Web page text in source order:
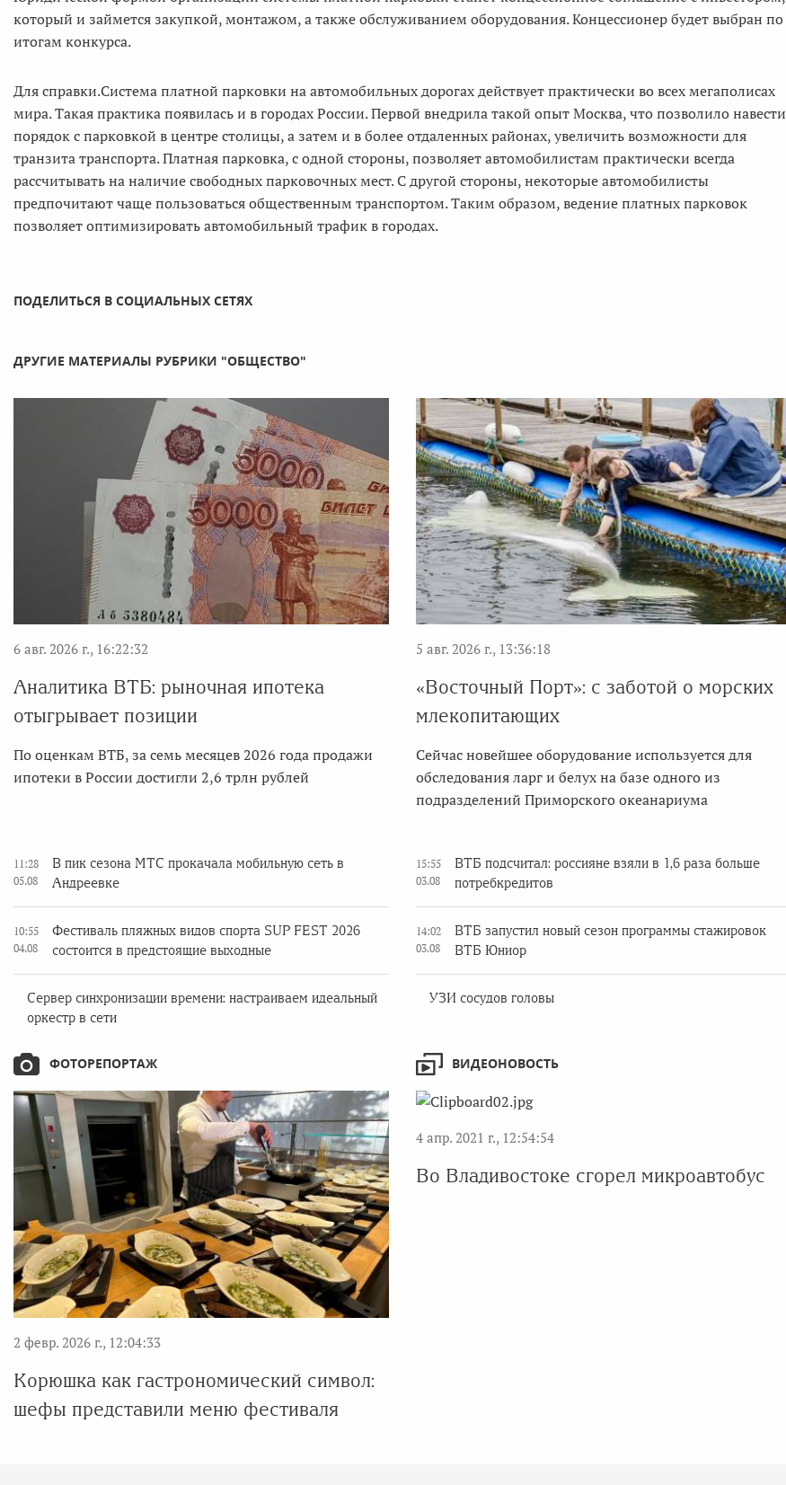
который и займется закупкой, монтажом, а также обслуживанием оборудования. Концессионер будет выбран по
итогам конкурса.
Для справки.Система платной парковки на автомобильных дорогах действует практически во всех мегаполисах
мира. Такая практика появилась и в городах России. Первой внедрила такой опыт Москва, что позволило навести
порядок с парковкой в центре столицы, а затем и в более отдаленных районах, увеличить возможности для
транзита транспорта. Платная парковка, с одной стороны, позволяет автомобилистам практически всегда
рассчитывать на наличие свободных парковочных мест. С другой стороны, некоторые автомобилисты
предпочитают чаще пользоваться общественным транспортом. Таким образом, ведение платных парковок
позволяет оптимизировать автомобильный трафик в городах.
ПОДЕЛИТЬСЯ В СОЦИАЛЬНЫХ СЕТЯХ
ДРУГИЕ МАТЕРИАЛЫ РУБРИКИ "ОБЩЕСТВО"
6 авг. 2026 г., 16:22:32
Аналитика ВТБ: рыночная ипотека
отыгрывает позиции
По оценкам ВТБ, за семь месяцев 2026 года продажи
ипотеки в России достигли 2,6 трлн рублей
5 авг. 2026 г., 13:36:18
«Восточный Порт»: с заботой о морских
млекопитающих
Сейчас новейшее оборудование используется для
обследования ларг и белух на базе одного из
подразделений Приморского океанариума
11:28
05.08
В пик сезона МТС прокачала мобильную сеть в
Андреевке
10:55
04.08
Фестиваль пляжных видов спорта SUP FEST 2026
состоится в предстоящие выходные
Сервер синхронизации времени: настраиваем идеальный
оркестр в сети
15:55
03.08
ВТБ подсчитал: россияне взяли в 1,6 раза больше
потребкредитов
14:02
03.08
ВТБ запустил новый сезон программы стажировок
ВТБ Юниор
УЗИ сосудов головы
ФОТОРЕПОРТАЖ
2 февр. 2026 г., 12:04:33
Корюшка как гастрономический символ:
шефы представили меню фестиваля
ВИДЕОНОВОСТЬ
4 апр. 2021 г., 12:54:54
Во Владивостоке сгорел микроавтобус